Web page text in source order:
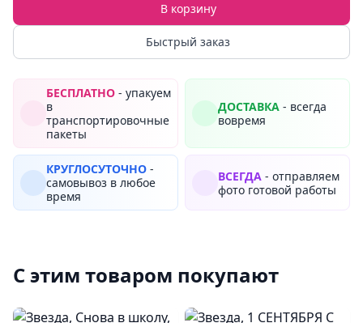
В корзину
Быстрый заказ
БЕСПЛАТНО - упакуем
в
транспортировочные
пакеты
ДОСТАВКА - всегда
вовремя
КРУГЛОСУТОЧНО -
самовывоз в любое
время
ВСЕГДА - отправляем
фото готовой работы
С этим товаром покупают